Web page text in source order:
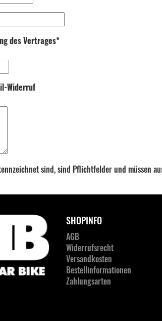
des Vertrages*
Widerruf
sind, sind Pflichtfelder und müssen
SHOPINFO
AGB
Widerrufsrecht
Versandkosten
Bestellinformationen
Zahlungsarten